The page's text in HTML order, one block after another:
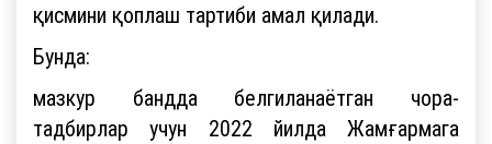
қисмини қоплаш тартиби амал қилади.
Бунда:
мазкур бандда белгиланаётган чора-
тадбирлар учун 2022 йилда Жамғармага